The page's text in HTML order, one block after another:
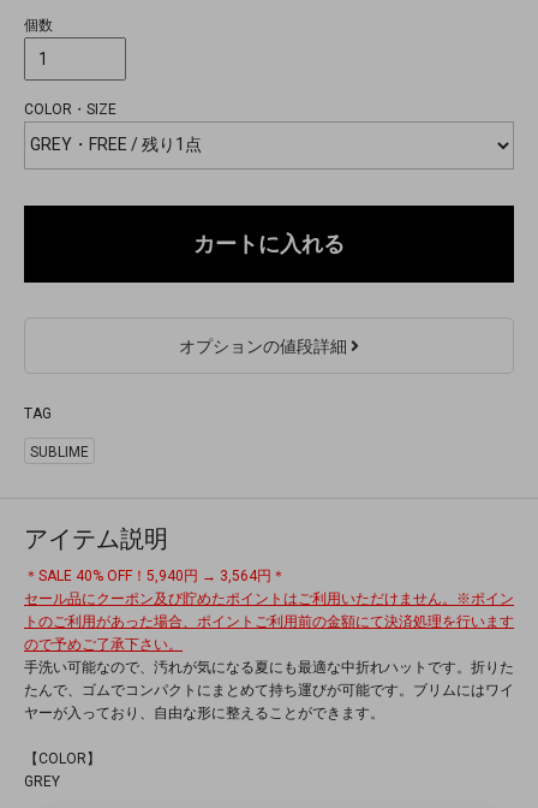
個数
COLOR・SIZE
カートに入れる
オプションの値段詳細
TAG
SUBLIME
アイテム説明
＊SALE 40% OFF！5,940円 → 3,564円＊
セール品にクーポン及び貯めたポイントはご利用いただけません。※ポイン
トのご利用があった場合、ポイントご利用前の金額にて決済処理を行います
ので予めご了承下さい。
手洗い可能なので、汚れが気になる夏にも最適な中折れハットです。折りた
たんで、ゴムでコンパクトにまとめて持ち運びが可能です。ブリムにはワイ
ヤーが入っており、自由な形に整えることができます。
【COLOR】
GREY